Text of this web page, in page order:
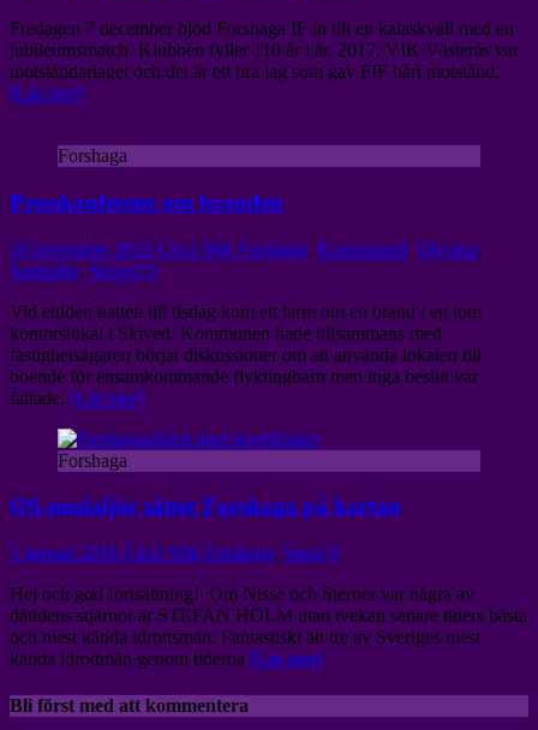
Fredagen 7 december bjöd Forshaga IF in till en kalaskväll med en
jubileumsmatch. Klubben fyller 110 år i år, 2017. VIK Västerås var
motståndarlaget och det är ett bra lag som gav FIF hårt motstånd.
[Läs mer]
Forshaga
Presskonferens om branden
10 november 2015 Cicci Wik Forshaga, Kommunalt, Olyckor,
Samhälle, Skived 0
Vid ettiden natten till tisdag kom ett larm om en brand i en tom
kontorslokal i Skived. Kommunen hade tillsammans med
fastighetsägaren börjat diskussioner om att använda lokalen till
boende för ensamkommande flyktingbarn men inga beslut var
fattade. [Läs mer]
Forshaga
OS-medaljör sätter Forshaga på kartan
5 januari 2016 Cicci Wik Forshaga, Sport 0
Hej och god fortsättning! Om Nisse och Sterner var några av
dåtidens stjärnor är STEFAN HOLM utan tvekan senare tiders bästa
och mest kända idrottsmän. Fantastiskt att tre av Sveriges mest
kända idrottmän genom tiderna [Läs mer]
Bli först med att kommentera